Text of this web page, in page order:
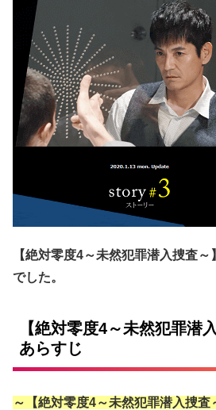
【絶対零度4～未然犯罪潜入捜査
でした。
【絶対零度4～未然犯罪潜
あらすじ
～【絶対零度4～未然犯罪潜入捜査